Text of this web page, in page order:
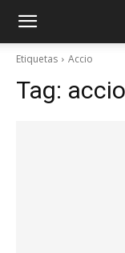
Etiquetas Accio
Tag: accio